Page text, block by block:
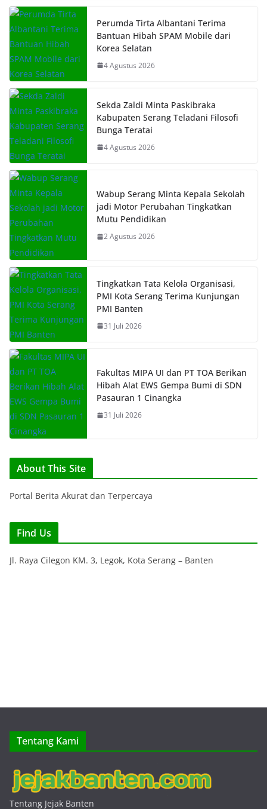
Perumda Tirta Albantani Terima
Bantuan Hibah SPAM Mobile dari
Korea Selatan
4 Agustus 2026
Sekda Zaldi Minta Paskibraka
Kabupaten Serang Teladani Filosofi
Bunga Teratai
4 Agustus 2026
Wabup Serang Minta Kepala Sekolah
jadi Motor Perubahan Tingkatkan
Mutu Pendidikan
2 Agustus 2026
Tingkatkan Tata Kelola Organisasi,
PMI Kota Serang Terima Kunjungan
PMI Banten
31 Juli 2026
Fakultas MIPA UI dan PT TOA Berikan
Hibah Alat EWS Gempa Bumi di SDN
Pasauran 1 Cinangka
31 Juli 2026
About This Site
Portal Berita Akurat dan Terpercaya
Find Us
Jl. Raya Cilegon KM. 3, Legok, Kota Serang – Banten
Tentang Kami
Tentang Jejak Banten